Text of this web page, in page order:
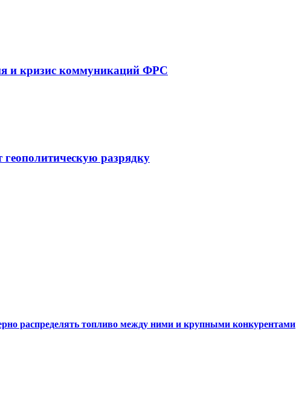
и кризис коммуникаций ФРС
разрядку
распределять топливо между ними и крупными конкурентами